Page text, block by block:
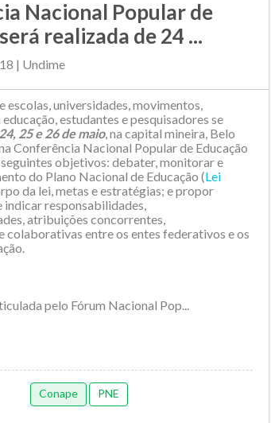
Nacional Popular de
realizada de 24 ...
| Undime
escolas, universidades, movimentos,
estudantes e pesquisadores se
24, 25 e 26 de maio, na capital mineira, Belo
Conferência Nacional Popular de Educação
objetivos: debater, monitorar e
do Plano Nacional de Educação (Lei
da lei, metas e estratégias; e propor
indicar responsabilidades,
atribuições concorrentes,
colaborativas entre os entes federativos e os
pelo Fórum Nacional Pop...
Conape PNE